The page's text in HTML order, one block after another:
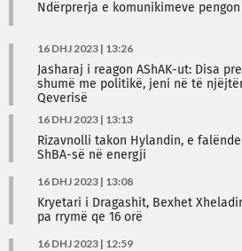
Ndërprerja e komunikimeve
16 DHJ 2023 | 13:26
Jasharaj i reagon AShAK-ut: Disa
shumë me politikë, jeni në të
Qeverisë
16 DHJ 2023 | 13:13
Rizavnolli takon Hylandin, e
ShBA-së në energji
16 DHJ 2023 | 13:08
Kryetari i Dragashit, Bexhet
pa rrymë qe 16 orë
16 DHJ 2023 | 12:59